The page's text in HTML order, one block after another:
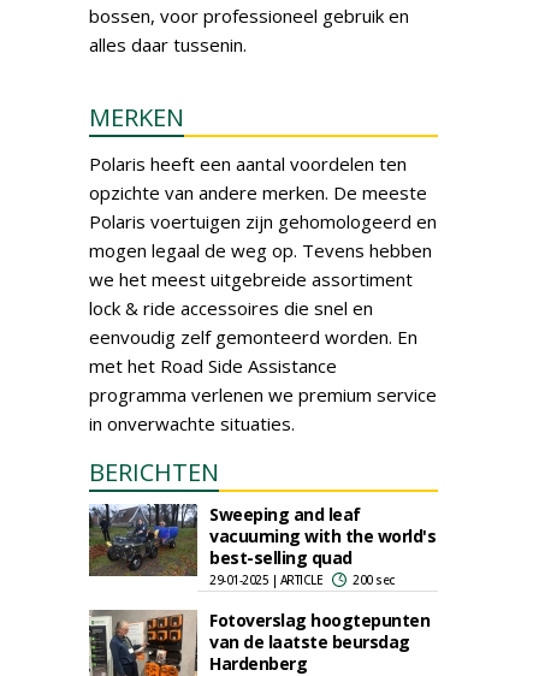
bossen, voor professioneel gebruik en
alles daar tussenin.
MERKEN
Polaris heeft een aantal voordelen ten
opzichte van andere merken. De meeste
Polaris voertuigen zijn gehomologeerd en
mogen legaal de weg op. Tevens hebben
we het meest uitgebreide assortiment
lock & ride accessoires die snel en
eenvoudig zelf gemonteerd worden. En
met het Road Side Assistance
programma verlenen we premium service
in onverwachte situaties.
BERICHTEN
Sweeping and leaf
vacuuming with the world's
best-selling quad
29-01-2025 | ARTICLE 200 sec
Fotoverslag hoogtepunten
van de laatste beursdag
Hardenberg